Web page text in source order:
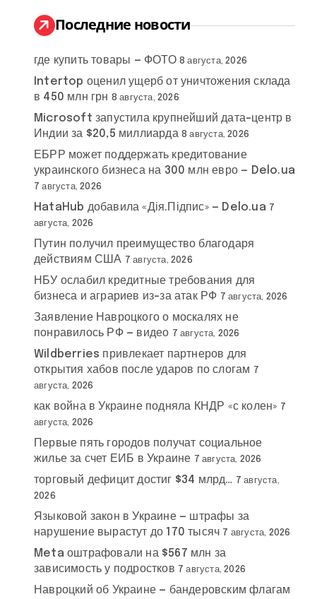
:
Последние новости
где купить товары — ФОТО 8 августа, 2026
Intertop оценил ущерб от уничтожения склада
в 450 млн грн 8 августа, 2026
Microsoft запустила крупнейший дата-центр в
Индии за $20,5 миллиарда 8 августа, 2026
ЕБРР может поддержать кредитование
украинского бизнеса на 300 млн евро — Delo.ua
7 августа, 2026
HataHub добавила «Дія.Підпис» — Delo.ua 7
августа, 2026
Путин получил преимущество благодаря
действиям США 7 августа, 2026
НБУ ослабил кредитные требования для
бизнеса и аграриев из-за атак РФ 7 августа, 2026
Заявление Навроцкого о москалях не
понравилось РФ — видео 7 августа, 2026
Wildberries привлекает партнеров для
открытия хабов после ударов по слогам 7
августа, 2026
как война в Украине подняла КНДР «с колен» 7
августа, 2026
Первые пять городов получат социальное
жилье за счет ЕИБ в Украине 7 августа, 2026
торговый дефицит достиг $34 млрд… 7 августа,
2026
Языковой закон в Украине — штрафы за
нарушение вырастут до 170 тысяч 7 августа, 2026
Meta оштрафовали на $567 млн за
зависимость у подростков 7 августа, 2026
Навроцкий об Украине — бандеровским флагам